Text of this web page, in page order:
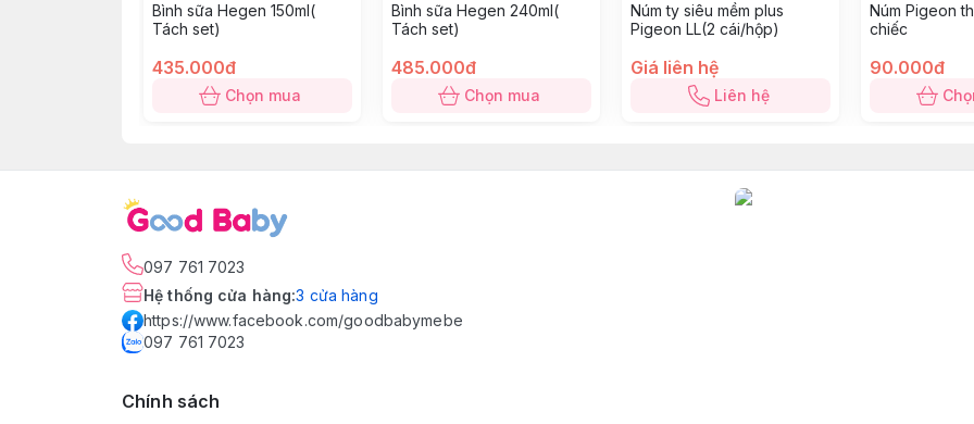
Bình sữa Hegen 150ml(
Tách set)
435.000đ
Chọn mua
Bình sữa Hegen 240ml(
Tách set)
485.000đ
Chọn mua
Núm ty siêu mềm plus
Pigeon LL(2 cái/hộp)
Giá liên hệ
Liên hệ
Núm Pigeon
chiếc
90.000đ
097 761 7023
Hệ thống cửa hàng:3 cửa hàng
https://www.facebook.com/goodbabymebe
097 761 7023
Chính sách